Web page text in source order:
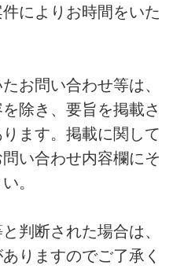
によりお時間をいた
お問い合わせ等は、
除き、要旨を掲載さ
ます。掲載に関して
い合わせ内容欄にそ
。
判断された場合は、
りますのでご了承く